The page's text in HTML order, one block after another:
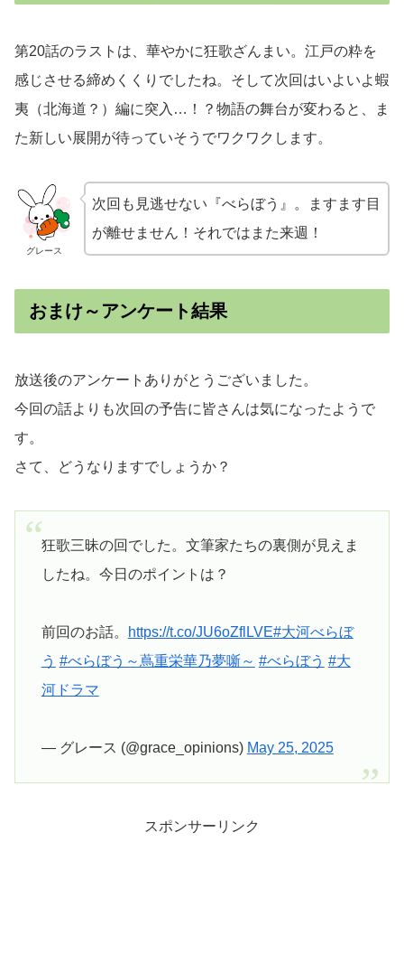
第20話のラストは、華やかに狂歌ざんまい。江戸の粋を
感じさせる締めくくりでしたね。そして次回はいよいよ蝦
夷（北海道？）編に突入…！？物語の舞台が変わると、ま
た新しい展開が待っていそうでワクワクします。
グレース
次回も見逃せない『べらぼう』。ますます目
が離せません！それではまた来週！
おまけ～アンケート結果
放送後のアンケートありがとうございました。
今回の話よりも次回の予告に皆さんは気になったようで
す。
さて、どうなりますでしょうか？
狂歌三昧の回でした。文筆家たちの裏側が見えま
したね。今日のポイントは？
前回のお話。 https://t.co/JU6oZflLVE#大河べらぼ
う #べらぼう～蔦重栄華乃夢噺～ #べらぼう #大
河ドラマ
— グレース (@grace_opinions) May 25, 2025
スポンサーリンク